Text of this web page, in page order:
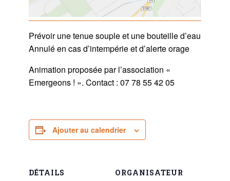
Prévoir une tenue souple et une bouteille d’eau
Annulé en cas d’intempérie et d’alerte orage
Animation proposée par l’association «
Emergeons ! ». Contact : 07 78 55 42 05
Ajouter au calendrier
DÉTAILS ORGANISATEUR